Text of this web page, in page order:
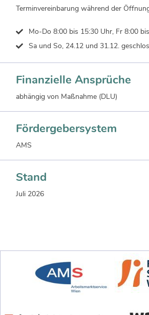
Terminvereinbarung während der
Mo-Do 8:00 bis 15:30 Uhr, Fr 8:00
Sa und So, 24.12 und 31.12.
Finanzielle Ansprüche
abhängig von Maßnahme (DLU)
Fördergebersystem
AMS
Stand
Juli 2026